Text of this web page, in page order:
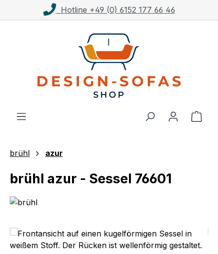
Zum Hauptinhalt springen
+49 (0) 6152 177 66 46
brühl azur
brühl azur - Sessel 76601
Bildergalerie überspringen